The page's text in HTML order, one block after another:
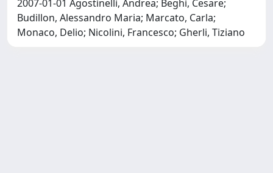
2007-01-01 Agostinelli, Andrea; Beghi, Cesare;
Budillon, Alessandro Maria; Marcato, Carla;
Monaco, Delio; Nicolini, Francesco; Gherli, Tiziano